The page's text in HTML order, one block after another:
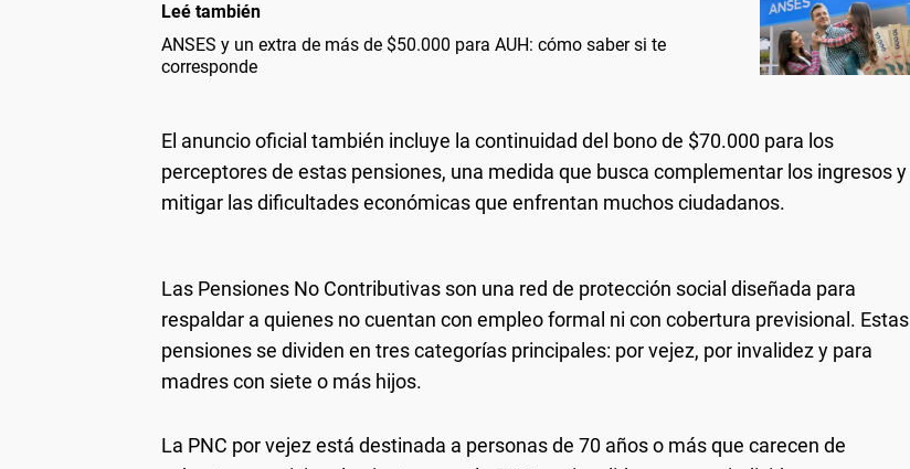
Leé también
ANSES y un extra de más de $50.000 para AUH: cómo saber si te
corresponde
El anuncio oficial también incluye la continuidad del bono de $70.000 para los
perceptores de estas pensiones, una medida que busca complementar los ingresos y
mitigar las dificultades económicas que enfrentan muchos ciudadanos.
Las Pensiones No Contributivas son una red de protección social diseñada para
respaldar a quienes no cuentan con empleo formal ni con cobertura previsional. Estas
pensiones se dividen en tres categorías principales: por vejez, por invalidez y para
madres con siete o más hijos.
La PNC por vejez está destinada a personas de 70 años o más que carecen de